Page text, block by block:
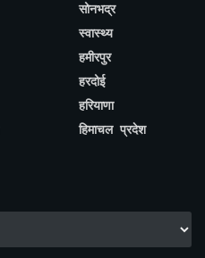
सोनभद्र
स्वास्थ्य
हमीरपुर
हरदोई
हरियाणा
हिमाचल प्रदेश